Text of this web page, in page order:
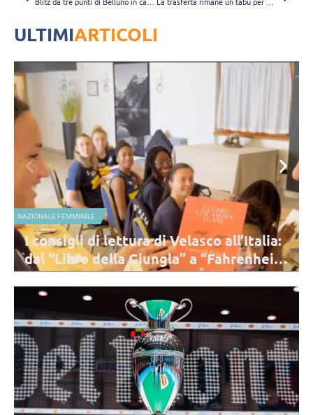
ULTIMIARTICOLI
MONDO
Europei maschili 2026, l’Unipol
Assago ospiterà semifinali e finali
semifinali e le finali, dove si sfideranno le quattro migliori
d’Europa.